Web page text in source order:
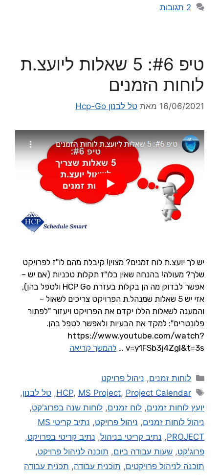
2 תגובות
טיפ #6: 5 שאלות ליועצ.ת
לוחות הזמנים
16/06/2021 מאת טל לבנון Hcp-Go
יש לך יועצ.ת לוח זמנים? מצוין! קיבלת מהם לו"ז לפרויקט
שלך? מעולה! בהנחה שאין בלו"ז תקלות טכניות (אם יש –
אפשר לבדוק מה הן בקלות בעזרת HCP Go ולטפל בהן),
אזי יש 5 שאלות שמנהל.ת הפרויקט צריכים לשאול –
והמענה לשאלות הללו יקדם את הפרויקט ויעזור "לפתור
פלונטרים": למקד את הבעיות ולאפשר לטפל בהן.
https://www.youtube.com/watch?
v=y1FSb3j4ZgI&t=3s …
להמשך קריאה
לוחות זמנים, ניהול פרויקט
HCP, MS Project, Project Calendar
,טל לבנון,
יועץ לוחות זמנים, לוח זמנים, לוחות שנה בפרוג'קט,
ניהול לוחות זמנים, ניהול פרויקט,
נתיב קריטי MS
PROJECT
, נתיב קריטי בניהול, נתיב קריטי בפרויקט,
פרוג'קט, שעות עבודה ביום, תוכנה לניהול פרויקט,
תוכנה לניהול פרויקטים, תוכנית עבודה, תכנית עבודה